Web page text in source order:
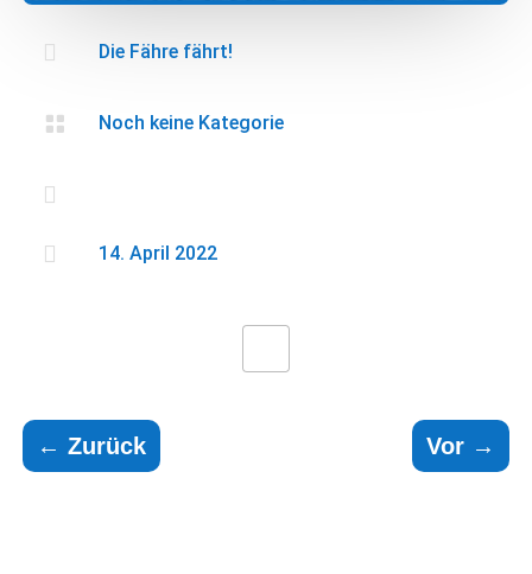
 Die Fähre fährt!
 Noch keine Kategorie

 14. April 2022
←Zurück Vor→